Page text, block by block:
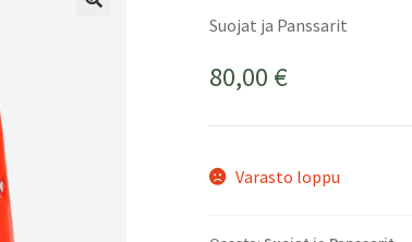
Suojat ja Panssarit
80,00 €
Varasto loppu